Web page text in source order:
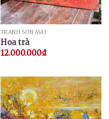
TRANH SƠN MÀI
Hoa trà
12.000.000₫